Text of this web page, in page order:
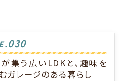
030
集う広いLDKと、趣味を
ガレージのある暮らし